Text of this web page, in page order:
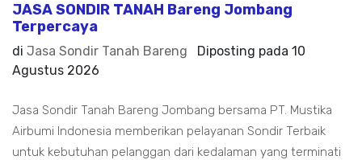
JASA SONDIR TANAH Bareng Jombang
Terpercaya
di Jasa Sondir Tanah Bareng Diposting pada 10
Agustus 2026
Jasa Sondir Tanah Bareng Jombang bersama PT. Mustika
Airbumi Indonesia memberikan pelayanan Sondir Terbaik
untuk kebutuhan pelanggan dari kedalaman yang terminati